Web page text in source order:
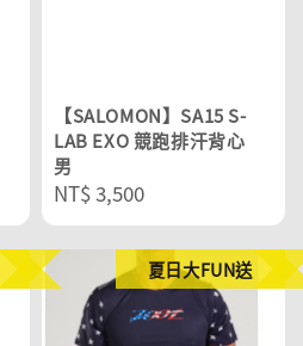
【SALOMON】SA15 S-
LAB EXO 競跑排汗背心
男
Regular
price
NT$ 3,500
夏日大FUN送